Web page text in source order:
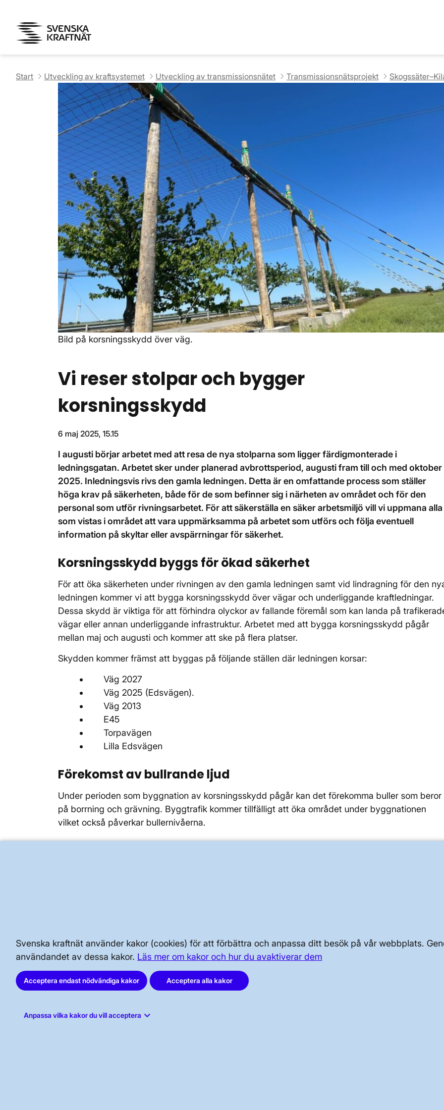
Svenska kraftnät använder kakor (cookies) för att förbättra och anpassa ditt besök på vår webbplats.
användandet av dessa kakor. Läs mer om kakor och hur du avaktiverar dem
Acceptera endast nödvändiga kakor Acceptera alla kakor
Anpassa vilka kakor du vill acceptera keyboard_arrow_down
Start Utveckling av kraftsystemet Utveckling av transmissionsnätet Transmissionsnätsprojekt
Bild på korsningsskydd över väg.
Vi reser stolpar och bygger
korsningsskydd
6 maj 2025, 15.15
I augusti börjar arbetet med att resa de nya stolparna som ligger färdigmonterade i
ledningsgatan. Arbetet sker under planerad avbrottsperiod, augusti fram till och med oktober
2025. Inledningsvis rivs den gamla ledningen. Detta är en omfattande process som ställer
höga krav på säkerheten, både för de som befinner sig i närheten av området och för den
personal som utför rivningsarbetet. För att säkerställa en säker arbetsmiljö vill vi uppmana alla
som vistas i området att vara uppmärksamma på arbetet som utförs och följa eventuell
information på skyltar eller avspärrningar för säkerhet.
Korsningsskydd byggs för ökad säkerhet
För att öka säkerheten under rivningen av den gamla ledningen samt vid lindragning för den
ledningen kommer vi att bygga korsningsskydd över vägar och underliggande kraftledningar.
Dessa skydd är viktiga för att förhindra olyckor av fallande föremål som kan landa på
vägar eller annan underliggande infrastruktur. Arbetet med att bygga korsningsskydd pågår
mellan maj och augusti och kommer att ske på flera platser.
Skydden kommer främst att byggas på följande ställen där ledningen korsar:
Väg 2027
Väg 2025 (Edsvägen).
Väg 2013
E45
Torpavägen
Lilla Edsvägen
Förekomst av bullrande ljud
Under perioden som byggnation av korsningsskydd pågår kan det förekomma buller som beror
på borrning och grävning. Byggtrafik kommer tillfälligt att öka området under byggnationen
vilket också påverkar bullernivåerna.